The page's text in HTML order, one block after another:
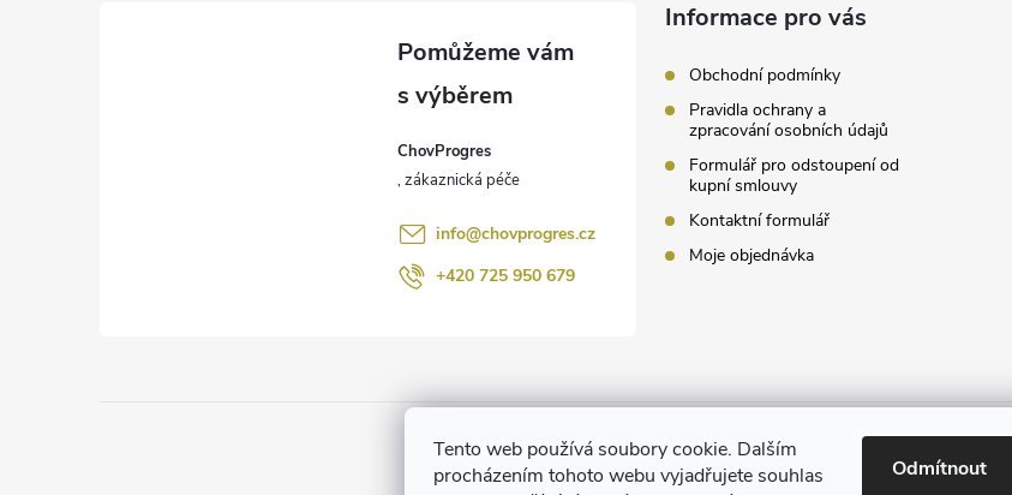
Tento web používá soubory cookie. Dalším
procházením tohoto webu vyjadřujete souhlas
Odmítnout
ChovProgres
info@chovprogres.cz
+420 725 950 679
Informace pro vás
Obchodní podmínky
Pravidla ochrany a
zpracování osobních údajů
Formulář pro odstoupení od
kupní smlouvy
Kontaktní formulář
Moje objednávka
www.ChemProgres.cz